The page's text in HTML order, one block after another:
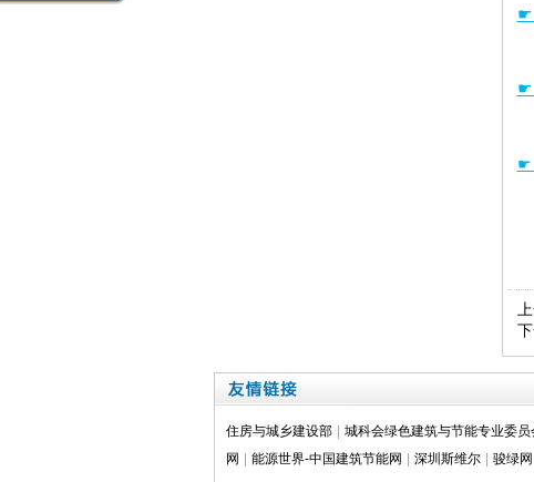
☛
☛
☛
住房与城乡建设部 城科会绿色建筑与节能专业委员
网
能源世界-中国建筑节能网 深圳斯维尔 骏绿网